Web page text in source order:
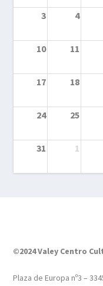
3 4
10 11
17 18
24 25
31 1
©2024 Valey Centro
Plaza de Europa nº3 –